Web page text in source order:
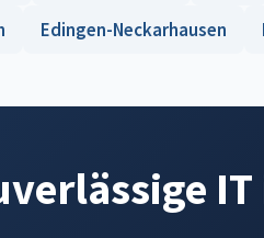
Edingen-Neckarhausen